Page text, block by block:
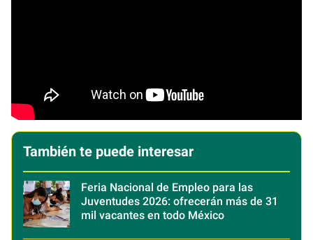
También te puede interesar
Feria Nacional de Empleo para las
Juventudes 2026: ofrecerán más de 31
mil vacantes en todo México